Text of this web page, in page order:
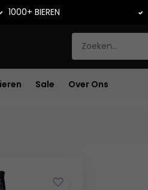
1000+ BIEREN
Sale Over Ons